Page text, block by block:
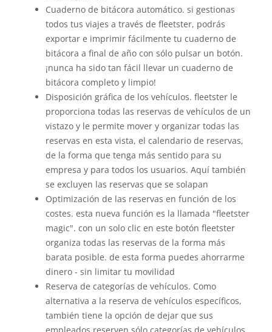
Cuaderno de bitácora automático. si gestionas
todos tus viajes a través de fleetster, podrás
exportar e imprimir fácilmente tu cuaderno de
bitácora a final de año con sólo pulsar un botón.
¡nunca ha sido tan fácil llevar un cuaderno de
bitácora completo y limpio!
Disposición gráfica de los vehículos. fleetster le
proporciona todas las reservas de vehículos de un
vistazo y le permite mover y organizar todas las
reservas en esta vista, el calendario de reservas,
de la forma que tenga más sentido para su
empresa y para todos los usuarios. Aquí también
se excluyen las reservas que se solapan
Optimización de las reservas en función de los
costes. esta nueva función es la llamada "fleetster
magic". con un solo clic en este botón fleetster
organiza todas las reservas de la forma más
barata posible. de esta forma puedes ahorrarme
dinero - sin limitar tu movilidad
Reserva de categorías de vehículos. Como
alternativa a la reserva de vehículos específicos,
también tiene la opción de dejar que sus